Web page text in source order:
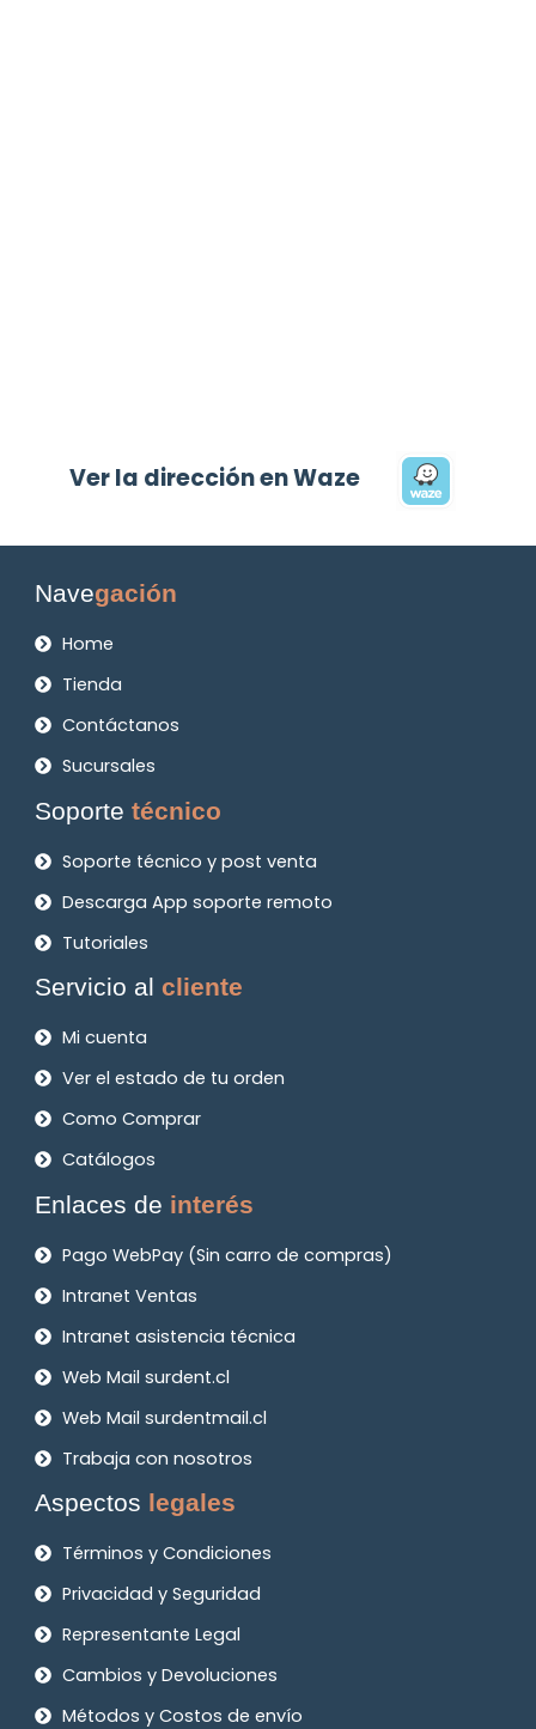
Ver la dirección en Waze
Navegación
Home
Tienda
Contáctanos
Sucursales
Soportetécnico
Soporte técnico y post venta
Descarga App soporte remoto
Tutoriales
Servicio alcliente
Mi cuenta
Ver el estado de tu orden
Como Comprar
Catálogos
Enlaces de interés
Pago WebPay (Sin carro de compras)
Intranet Ventas
Intranet asistencia técnica
Web Mail surdent.cl
Web Mail surdentmail.cl
Trabaja con nosotros
Aspectos legales
Términos y Condiciones
Privacidad y Seguridad
Representante Legal
Cambios y Devoluciones
Métodos y Costos de envío